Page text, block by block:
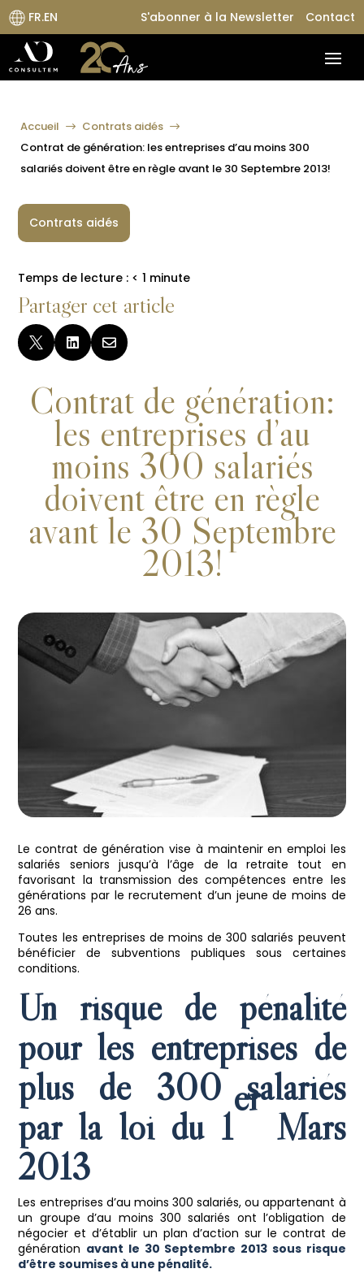
FR.EN S'abonner à la Newsletter Contact
Accueil $ Contrats aidés $
Contrat de génération: les entreprises d’au moins 300
salariés doivent être en règle avant le 30 Septembre 2013!
Contrats aidés
Temps de lecture : < 1 minute
Partager cet article
  
Contrat de génération:
les entreprises d’au
moins 300 salariés
doivent être en règle
avant le 30 Septembre
2013!
Le contrat de génération vise à maintenir en emploi les
salariés seniors jusqu’à l’âge de la retraite tout en
favorisant la transmission des compétences entre les
générations par le recrutement d’un jeune de moins de
26 ans.
Toutes les entreprises de moins de 300 salariés peuvent
bénéficier de subventions publiques sous certaines
conditions.
Un risque de pénalité
pour les entreprises de
plus de 300 salariés
par la loi du 1
er
Mars
2013
Les entreprises d’au moins 300 salariés, ou appartenant à
un groupe d’au moins 300 salariés ont l’obligation de
négocier et d’établir un plan d’action sur le contrat de
génération avant le 30 Septembre 2013 sous risque
d’être soumises à une pénalité.